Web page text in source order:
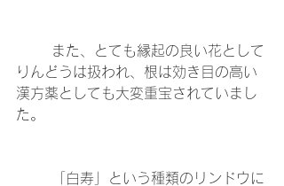
りんどうは扱われ、根は効き目の高い
漢方薬としても大変重宝されていまし
た。